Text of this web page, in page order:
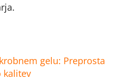
gelu: Preprosta
kalitev